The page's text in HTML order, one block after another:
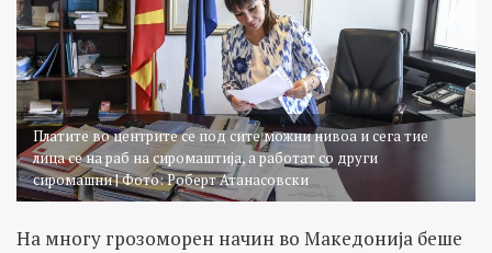
Платите во центрите се под сите можни нивоа и сега тие
лица се на раб на сиромаштија, а работат со други
сиромашни | Фото: Роберт Атанасовски
На многу грозоморен начин во Македонија беше